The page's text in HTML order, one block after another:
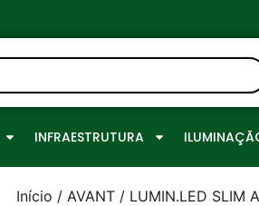
INFRAESTRUTURA
Início / AVANT / LUMIN.LED SLIM